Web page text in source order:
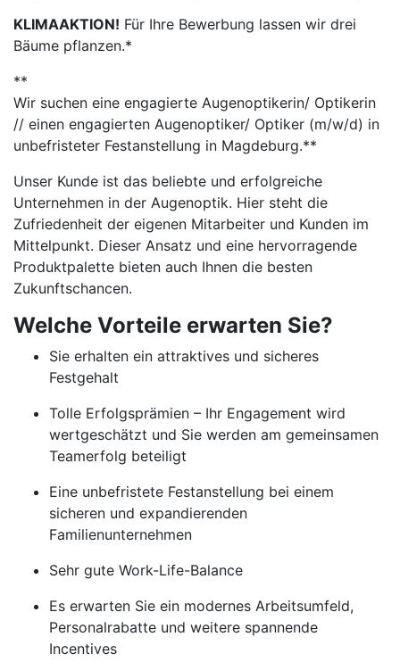
KLIMAAKTION! Für Ihre Bewerbung lassen wir drei
Bäume pflanzen.*
**
​​Wir suchen eine engagierte Augenoptikerin/ Optikerin
// einen engagierten Augenoptiker/ Optiker (m/w/d) in
unbefristeter Festanstellung in Magdeburg.**
Unser Kunde ist das beliebte und erfolgreiche
Unternehmen in der Augenoptik. Hier steht die
Zufriedenheit der eigenen Mitarbeiter und Kunden im
Mittelpunkt. Dieser Ansatz und eine hervorragende
Produktpalette bieten auch Ihnen die besten
Zukunftschancen.
Welche Vorteile erwarten Sie?
Sie erhalten ein attraktives und sicheres
Festgehalt
Tolle Erfolgsprämien – Ihr Engagement wird
wertgeschätzt und Sie werden am gemeinsamen
Teamerfolg beteiligt
Eine unbefristete Festanstellung bei einem
sicheren und expandierenden
Familienunternehmen
Sehr gute Work-Life-Balance
Es erwarten Sie ein modernes Arbeitsumfeld,
Personalrabatte und weitere spannende
Incentives